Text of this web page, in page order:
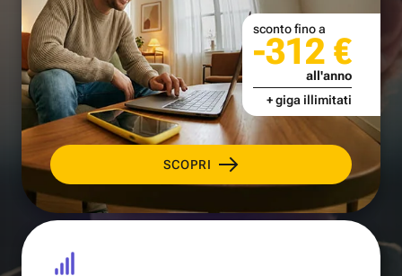
SCOPRI
sconto fino a
-312 €
all'anno
+ giga illimitati